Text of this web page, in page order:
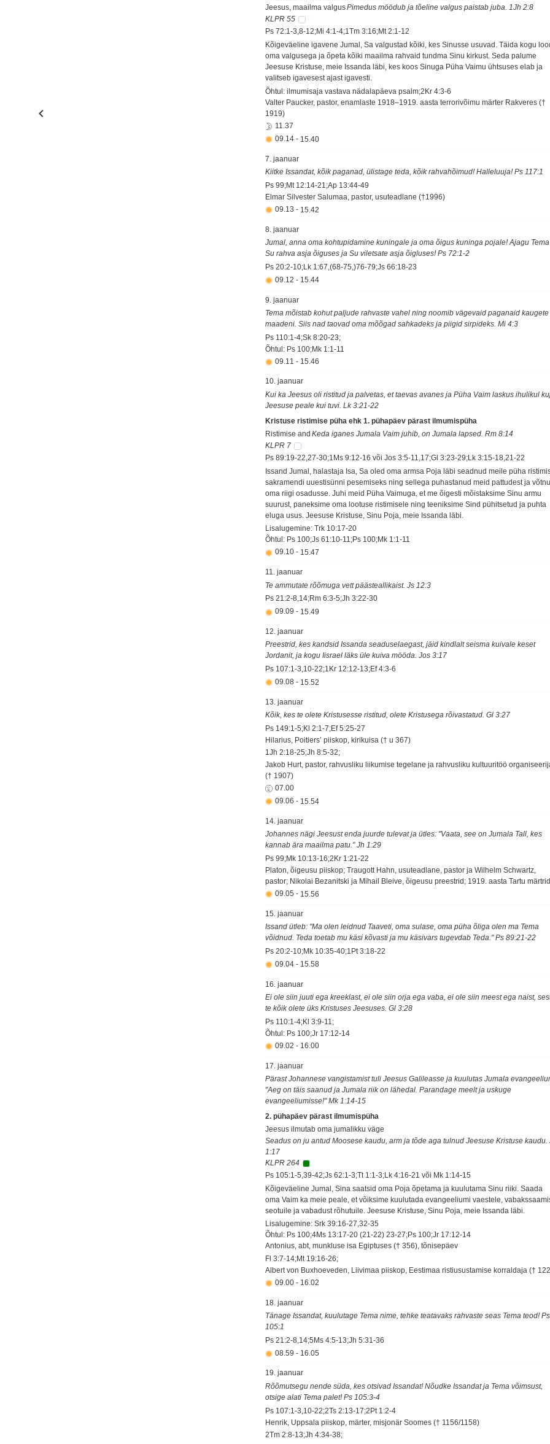
Jeesus, maailma valgusPimedus möödub ja tõeline valgus paistab juba. 1Jh 2:8
KLPR 55
Ps 72:1-3,8-12;Mi 4:1-4;1Tm 3:16;Mt 2:1-12
Kõigeväeline igavene Jumal, Sa valgustad kõiki, kes Sinusse usuvad. Täida kogu
oma valgusega ja õpeta kõiki maailma rahvaid tundma Sinu kirkust. Seda palume
Jeesuse Kristuse, meie Issanda läbi, kes koos Sinuga Püha Vaimu ühtsuses elab ja
valitseb igavesest ajast igavesti.
Õhtul: ilmumisaja vastava nädalapäeva psalm;2Kr 4:3-6
Valter Paucker, pastor, enamlaste 1918–1919. aasta terrorivõimu märter Rakveres (†
1919)
11.37
09.14 - 15.40
7. jaanuar
Kiitke Issandat, kõik paganad, ülistage teda, kõik rahvahõimud! Halleluuja! Ps 117:1
Ps 99;Mt 12:14-21;Ap 13:44-49
Elmar Silvester Salumaa, pastor, usuteadlane (†1996)
09.13 - 15.42
8. jaanuar
Jumal, anna oma kohtupidamine kuningale ja oma õigus kuninga pojale! Ajagu Tema
Su rahva asja õiguses ja Su viletsate asja õigluses! Ps 72:1-2
Ps 20:2-10;Lk 1:67,(68-75,)76-79;Js 66:18-23
09.12 - 15.44
9. jaanuar
Tema mõistab kohut paljude rahvaste vahel ning noomib vägevaid paganaid kaugete
maadeni. Siis nad taovad oma mõõgad sahkadeks ja piigid sirpideks. Mi 4:3
Ps 110:1-4;Sk 8:20-23;
Õhtul: Ps 100;Mk 1:1-11
09.11 - 15.46
10. jaanuar
Kui ka Jeesus oli ristitud ja palvetas, et taevas avanes ja Püha Vaim laskus ihulikul
Jeesuse peale kui tuvi. Lk 3:21-22
Kristuse ristimise püha ehk 1. pühapäev pärast ilmumispüha
Ristimise and Keda iganes Jumala Vaim juhib, on Jumala lapsed. Rm 8:14
KLPR 7
Ps 89:19-22,27-30;1Ms 9:12-16 või Jos 3:5-11,17;Gl 3:23-29;Lk 3:15-18,21-22
Issand Jumal, halastaja Isa, Sa oled oma armsa Poja läbi seadnud meile püha
sakramendi uuestisünni pesemiseks ning sellega puhastanud meid pattudest ja
oma riigi osadusse. Juhi meid Püha Vaimuga, et me õigesti mõistaksime Sinu armu
suurust, paneksime oma lootuse ristimisele ning teeniksime Sind pühitsetud ja puhta
eluga usus. Jeesuse Kristuse, Sinu Poja, meie Issanda läbi.
Lisalugemine: Trk 10:17-20
Õhtul: Ps 100;Js 61:10-11;Ps 100;Mk 1:1-11
09.10 - 15.47
11. jaanuar
Te ammutate rõõmuga vett päästeallikaist. Js 12:3
Ps 21:2-8,14;Rm 6:3-5;Jh 3:22-30
09.09 - 15.49
12. jaanuar
Preestrid, kes kandsid Issanda seaduselaegast, jäid kindlalt seisma kuivale keset
Jordanit, ja kogu Iisrael läks üle kuiva mööda. Jos 3:17
Ps 107:1-3,10-22;1Kr 12:12-13;Ef 4:3-6
09.08 - 15.52
13. jaanuar
Kõik, kes te olete Kristusesse ristitud, olete Kristusega rõivastatud. Gl 3:27
Ps 149:1-5;Kl 2:1-7;Ef 5:25-27
Hilarius, Poitiers’ piiskop, kirikuisa († u 367)
1Jh 2:18-25;Jh 8:5-32;
Jakob Hurt, pastor, rahvusliku liikumise tegelane ja rahvusliku kultuuritöö
(† 1907)
07.00
09.06 - 15.54
14. jaanuar
Johannes nägi Jeesust enda juurde tulevat ja ütles: "Vaata, see on Jumala Tall, kes
kannab ära maailma patu." Jh 1:29
Ps 99;Mk 10:13-16;2Kr 1:21-22
Platon, õigeusu piiskop; Traugott Hahn, usuteadlane, pastor ja Wilhelm Schwartz,
pastor; Nikolai Bezanitski ja Mihail Bleive, õigeusu preestrid; 1919. aasta Tartu märtrid
09.05 - 15.56
15. jaanuar
Issand ütleb: "Ma olen leidnud Taaveti, oma sulase, oma püha õliga olen ma Tema
võidnud. Teda toetab mu käsi kõvasti ja mu käsivars tugevdab Teda." Ps 89:21-22
Ps 20:2-10;Mk 10:35-40;1Pt 3:18-22
09.04 - 15.58
16. jaanuar
Ei ole siin juuti ega kreeklast, ei ole siin orja ega vaba, ei ole siin meest ega naist,
te kõik olete üks Kristuses Jeesuses. Gl 3:28
Ps 110:1-4;Kl 3:9-11;
Õhtul: Ps 100;Jr 17:12-14
09.02 - 16.00
17. jaanuar
Pärast Johannese vangistamist tuli Jeesus Galileasse ja kuulutas Jumala
"Aeg on täis saanud ja Jumala riik on lähedal. Parandage meelt ja uskuge
evangeeliumisse!" Mk 1:14-15
2. pühapäev pärast ilmumispüha
Jeesus ilmutab oma jumalikku väge
Seadus on ju antud Moosese kaudu, arm ja tõde aga tulnud Jeesuse Kristuse kaudu.
1:17
KLPR 264
Ps 105:1-5,39-42;Js 62:1-3;Tt 1:1-3;Lk 4:16-21 või Mk 1:14-15
Kõigeväeline Jumal, Sina saatsid oma Poja õpetama ja kuulutama Sinu riiki. Saada
oma Vaim ka meie peale, et võiksime kuulutada evangeeliumi vaestele,
seotuile ja vabadust rõhutuile. Jeesuse Kristuse, Sinu Poja, meie Issanda läbi.
Lisalugemine: Srk 39:16-27,32-35
Õhtul: Ps 100;4Ms 13:17-20 (21-22) 23-27;Ps 100;Jr 17:12-14
Antonius, abt, munkluse isa Egiptuses († 356), tõnisepäev
Fl 3:7-14;Mt 19:16-26;
Albert von Buxhoeveden, Liivimaa piiskop, Eestimaa ristiusustamise korraldaja (†
09.00 - 16.02
18. jaanuar
Tänage Issandat, kuulutage Tema nime, tehke teatavaks rahvaste seas Tema teod! Ps
105:1
Ps 21:2-8,14;5Ms 4:5-13;Jh 5:31-36
08.59 - 16.05
19. jaanuar
Rõõmutsegu nende süda, kes otsivad Issandat! Nõudke Issandat ja Tema võimsust,
otsige alati Tema palet! Ps 105:3-4
Ps 107:1-3,10-22;2Ts 2:13-17;2Pt 1:2-4
Henrik, Uppsala piiskop, märter, misjonär Soomes († 1156/1158)
2Tm 2:8-13;Jh 4:34-38;